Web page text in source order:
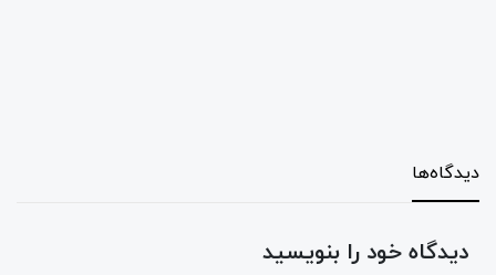
دیدگاه‌ها
دیدگاه خود را بنویسید